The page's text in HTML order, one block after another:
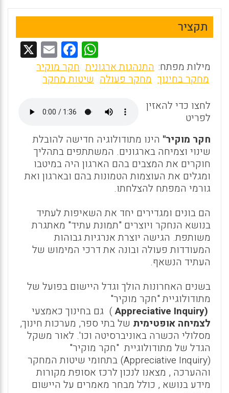
תקציר
W
h
at
A
p
p
F
a
ce
o
o
k
E
m מילות מפתח: התנהגות ארגונית חקר מוקיר
מחקר בחינוך מחקר פעולה שיטות מחקר
לחצו כדי להאזין
לפריט
חקר מוקיר" הינו מתודולוגיה חדישה להובלת
שינוי וצמיחה בארגונים. המשתתפים בתהליך
חוקרים את המצבים בהם הארגון היה במיטבו
ומגלים את העוצמות הטמונות בהם ובארגון ואת
גורמי המפתח להצלחתו.
הם בונים ומגדירים יחד את השאיפות לעתיד
בנושא הנחקר ויוצרים "תמונת עתיד" מאתגרת
משותפת. הגישה יוצרת אנרגיות גבוהות
המעודדות פעולה ובונה את דרכי המימוש של
העתיד הנשאף.
בשנים האחרונות הולך וגדל היישום בפועל של
מתודולוגיית "חקר מוקיר"
(
Appreciative Inquiry) גם בחינוך כאמצעי
לצמיחה אופטימית של בתי ספר, מערכות חינוך,
מסלולי הכשרה באוניברסיטה וכו'. לאור משקל
הגדל של מתודולוגיית "חקר מוקיר"
(
Appreciative Inquiry) בתחומי שיטות המחקר
וההערכה , מצאנו לנכון לרכז אסופת מקורות
מידע בנושא , כולל מבחר מאמרים על היישום